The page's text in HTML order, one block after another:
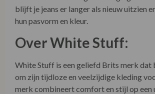
White Stuff is een geliefd Brits merk dat
om zijn tijdloze en veelzijdige kleding
merk combineert comfort en stijl op een
waardoor elke collectie aansluit bij de
aan duurzaamheid en ethische productie,
een merk dat niet alleen mooie kleding
bijdraagt aan een betere wereld. Door